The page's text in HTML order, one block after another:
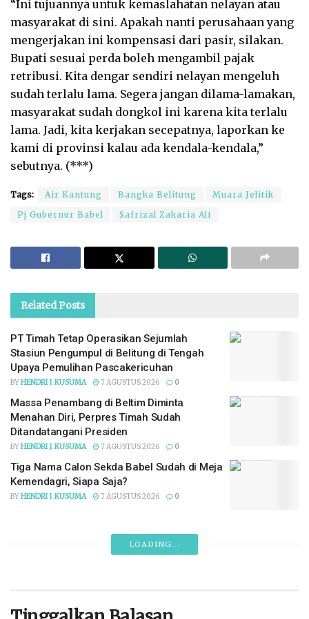
“Ini tujuannya untuk kemaslahatan nelayan atau
masyarakat di sini. Apakah nanti perusahaan yang
mengerjakan ini kompensasi dari pasir, silakan.
Bupati sesuai perda boleh mengambil pajak
retribusi. Kita dengar sendiri nelayan mengeluh
sudah terlalu lama. Segera jangan dilama-lamakan,
masyarakat sudah dongkol ini karena kita terlalu
lama. Jadi, kita kerjakan secepatnya, laporkan ke
kami di provinsi kalau ada kendala-kendala,”
sebutnya. (***)
Tags: Air Kantung Bangka Belitung
Muara Jelitik
Pj Gubernur Babel
Safrizal Zakaria Ali
RelatedPosts
PT Timah Tetap Operasikan Sejumlah
Stasiun Pengumpul di Belitung di Tengah
Upaya Pemulihan Pascakericuhan
BYHENDRI J. KUSUMA 7 AGUSTUS 2026 0
Massa Penambang di Beltim Diminta
Menahan Diri, Perpres Timah Sudah
Ditandatangani Presiden
BYHENDRI J. KUSUMA 7 AGUSTUS 2026 0
Tiga Nama Calon Sekda Babel Sudah di Meja
Kemendagri, Siapa Saja?
BYHENDRI J. KUSUMA 7 AGUSTUS 2026 0
LOADING...